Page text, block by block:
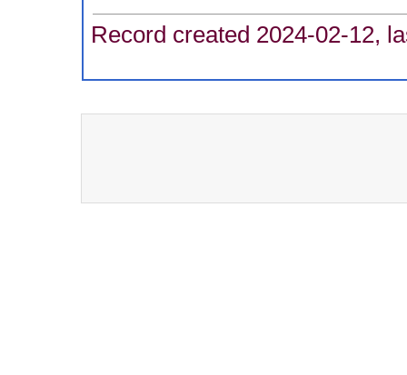
Record created 2024-02-12,